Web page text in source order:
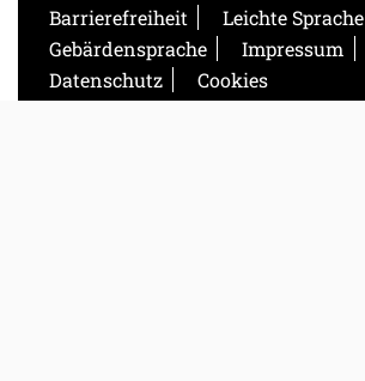
Barrierefreiheit
Leichte Sprache
Gebärdensprache
Impressum
Datenschutz
Cookies